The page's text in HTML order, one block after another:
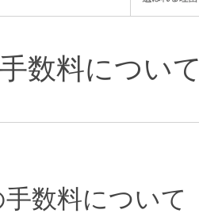
数料について
数料について